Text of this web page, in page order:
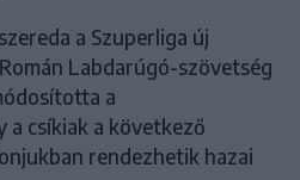
a Szuperliga új
Labdarúgó-szövetség
a
a csíkiak a következő
rendezhetik hazai